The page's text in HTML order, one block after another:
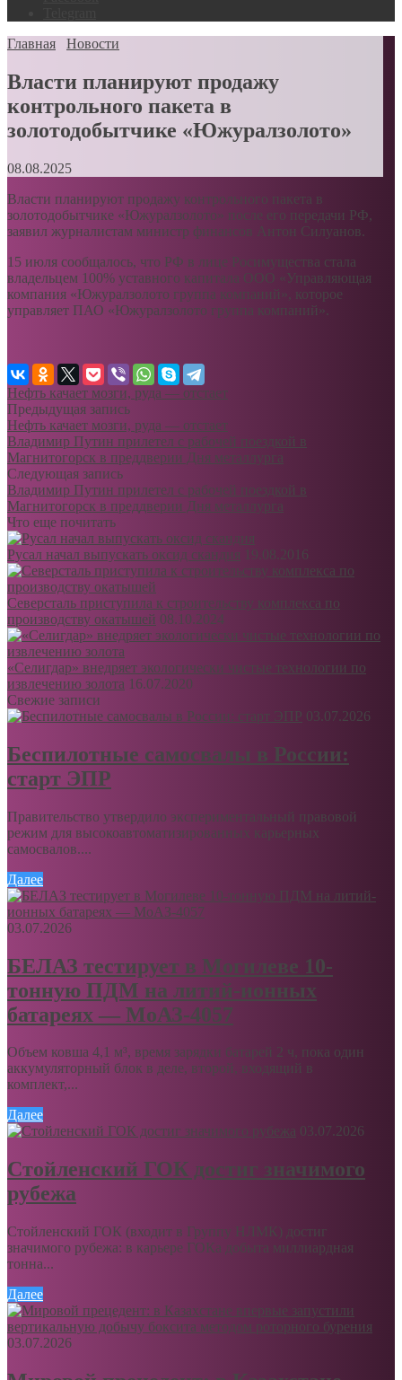
Главная
Новости
Власти планируют продажу
контрольного пакета в
золотодобытчике «Южуралзолото»
08.08.2025
Власти планируют продажу контрольного пакета в
золотодобытчике «Южуралзолото» после его передачи РФ,
заявил журналистам министр финансов Антон Силуанов.
15 июля сообщалось, что РФ в лице Росимущества стала
владельцем 100% уставного капитала ООО «Управляющая
компания «Южуралзолото группа компаний», которое
управляет ПАО «Южуралзолото группа компаний».
Нефть качает мозги, руда — отстает
Предыдущая запись
Нефть качает мозги, руда — отстает
Владимир Путин прилетел с рабочей поездкой в
Магнитогорск в преддверии Дня металлурга
Следующая запись
Владимир Путин прилетел с рабочей поездкой в
Магнитогорск в преддверии Дня металлурга
Что еще почитать
Русал начал выпускать оксид скандия 19.08.2016
Северсталь приступила к строительству комплекса по
производству окатышей 08.10.2024
«Селигдар» внедряет экологически чистые технологии по
извлечению золота 16.07.2020
Свежие записи
03.07.2026
Беспилотные самосвалы в России:
старт ЭПР
Правительство утвердило экспериментальный правовой
режим для высокоавтоматизированных карьерных
самосвалов....
Далее
03.07.2026
БЕЛАЗ тестирует в Могилеве 10-
тонную ПДМ на литий-ионных
батареях — МоАЗ-4057
Объем ковша 4,1 м³, время зарядки батарей 2 ч, пока один
аккумуляторный блок в деле, второй, входящий в
комплект,...
Далее
03.07.2026
Стойленский ГОК достиг значимого
рубежа
Стойленский ГОК (входит в Группу НЛМК) достиг
значимого рубежа: в карьере ГОКа добыта миллиардная
тонна...
Далее
03.07.2026